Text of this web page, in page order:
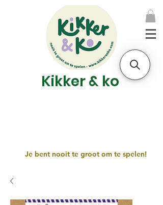
Kikker & ko
Je bent nooit te groot om te spelen!